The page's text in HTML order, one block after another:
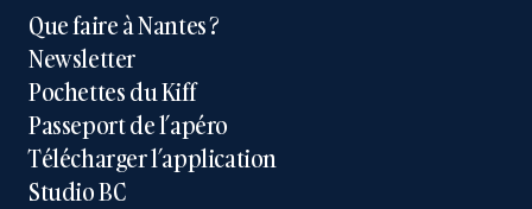
Que faire à Nantes ?
Newsletter
Pochettes du Kiff
Passeport de l’apéro
Télécharger l’application
Studio BC